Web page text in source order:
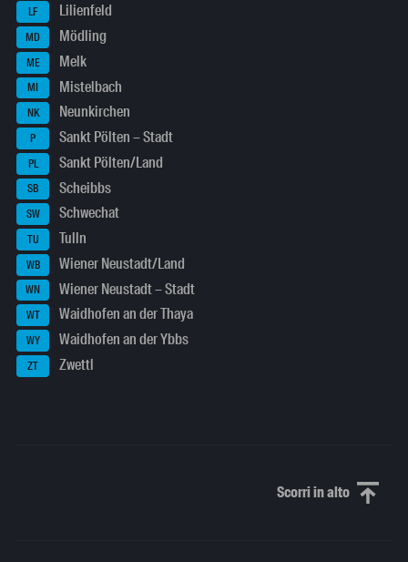
LF Lilienfeld
MD Mödling
ME Melk
MI Mistelbach
NK Neunkirchen
P Sankt Pölten – Stadt
PL Sankt Pölten/Land
SB Scheibbs
SW Schwechat
TU Tulln
WB Wiener Neustadt/Land
WN Wiener Neustadt – Stadt
WT Waidhofen an der Thaya
WY Waidhofen an der Ybbs
ZT Zwettl
Scorri in altoScorri in alto